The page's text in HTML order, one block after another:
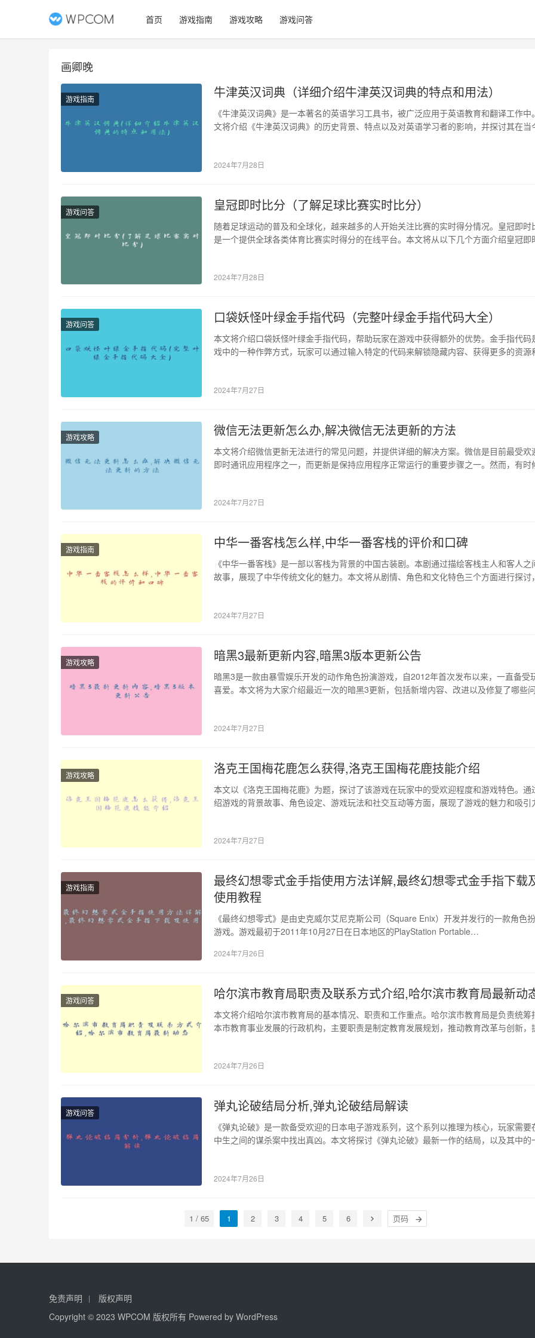
首页 游戏指南 游戏攻略 游戏问答
画卿晚
游戏指南 牛津英汉词典（详细介绍牛津英汉词典的特点和用法）
《牛津英汉词典》是一本著名的英语学习工具书，被广泛应用于英语教育和翻译工作中
文将介绍《牛津英汉词典》的历史背景、特点以及对英语学习者的影响，并探讨其在当
2024年7月28日
游戏问答 皇冠即时比分（了解足球比赛实时比分）
随着足球运动的普及和全球化，越来越多的人开始关注比赛的实时得分情况。皇冠即时
是一个提供全球各类体育比赛实时得分的在线平台。本文将从以下几个方面介绍皇冠即
2024年7月28日
游戏问答 口袋妖怪叶绿金手指代码（完整叶绿金手指代码大全）
本文将介绍口袋妖怪叶绿金手指代码，帮助玩家在游戏中获得额外的优势。金手指代码
戏中的一种作弊方式，玩家可以通过输入特定的代码来解锁隐藏内容、获得更多的资源
2024年7月27日
游戏攻略 微信无法更新怎么办,解决微信无法更新的方法
本文将介绍微信更新无法进行的常见问题，并提供详细的解决方案。微信是目前最受欢
即时通讯应用程序之一，而更新是保持应用程序正常运行的重要步骤之一。然而，有时
2024年7月27日
游戏指南 中华一番客栈怎么样,中华一番客栈的评价和口碑
《中华一番客栈》是一部以客栈为背景的中国古装剧。本剧通过描绘客栈主人和客人之
故事，展现了中华传统文化的魅力。本文将从剧情、角色和文化特色三个方面进行探讨
2024年7月27日
游戏攻略 暗黑3最新更新内容,暗黑3版本更新公告
暗黑3是一款由暴雪娱乐开发的动作角色扮演游戏，自2012年首次发布以来，一直备受
喜爱。本文将为大家介绍最近一次的暗黑3更新，包括新增内容、改进以及修复了哪些问
2024年7月27日
游戏攻略 洛克王国梅花鹿怎么获得,洛克王国梅花鹿技能介绍
本文以《洛克王国梅花鹿》为题，探讨了该游戏在玩家中的受欢迎程度和游戏特色。通
绍游戏的背景故事、角色设定、游戏玩法和社交互动等方面，展现了游戏的魅力和吸引
2024年7月27日
游戏指南
最终幻想零式金手指使用方法详解,最终幻想零式金手指下载
使用教程
《最终幻想零式》是由史克威尔艾尼克斯公司（Square Enix）开发并发行的一款角色
游戏。游戏最初于2011年10月27日在日本地区的PlayStation Portable…
2024年7月26日
游戏问答 哈尔滨市教育局职责及联系方式介绍,哈尔滨市教育局最新动
本文将介绍哈尔滨市教育局的基本情况、职责和工作重点。哈尔滨市教育局是负责统筹
本市教育事业发展的行政机构，主要职责是制定教育发展规划，推动教育改革与创新，
2024年7月26日
游戏问答 弹丸论破结局分析,弹丸论破结局解读
《弹丸论破》是一款备受欢迎的日本电子游戏系列，这个系列以推理为核心，玩家需要
中生之间的谋杀案中找出真凶。本文将探讨《弹丸论破》最新一作的结局，以及其中的
2024年7月26日
1 / 65 1 2 3 4 5 6
免责声明
版权声明
Copyright © 2023 WPCOM 版权所有 Powered by WordPress